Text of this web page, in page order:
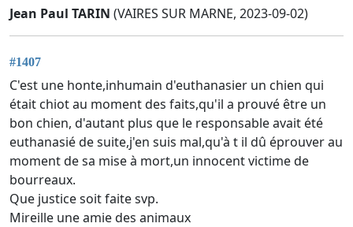
Jean Paul TARIN (VAIRES SUR MARNE, 2023-09-02)
#1407
C'est une honte,inhumain d'euthanasier un chien qui
était chiot au moment des faits,qu'il a prouvé être un
bon chien, d'autant plus que le responsable avait été
euthanasié de suite,j'en suis mal,qu'à t il dû éprouver au
moment de sa mise à mort,un innocent victime de
bourreaux.
Que justice soit faite svp.
Mireille une amie des animaux